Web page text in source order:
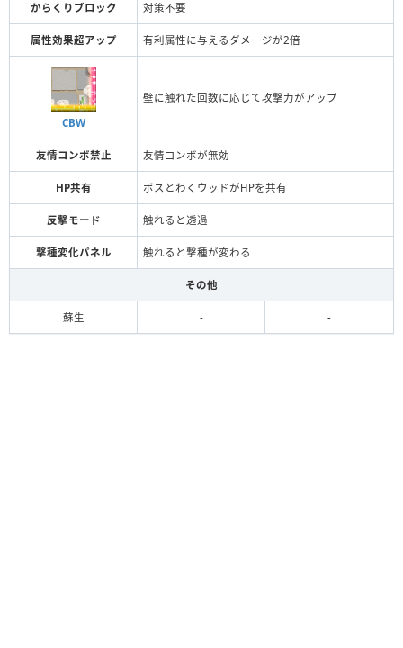
からくりブロック 対策不要
属性効果超アップ 有利属性に与えるダメージが2倍
CBW
壁に触れた回数に応じて攻撃力がアップ
友情コンボ禁止 友情コンボが無効
HP共有 ボスとわくウッドがHPを共有
反撃モード 触れると透過
撃種変化パネル 触れると撃種が変わる
その他
蘇生 - -